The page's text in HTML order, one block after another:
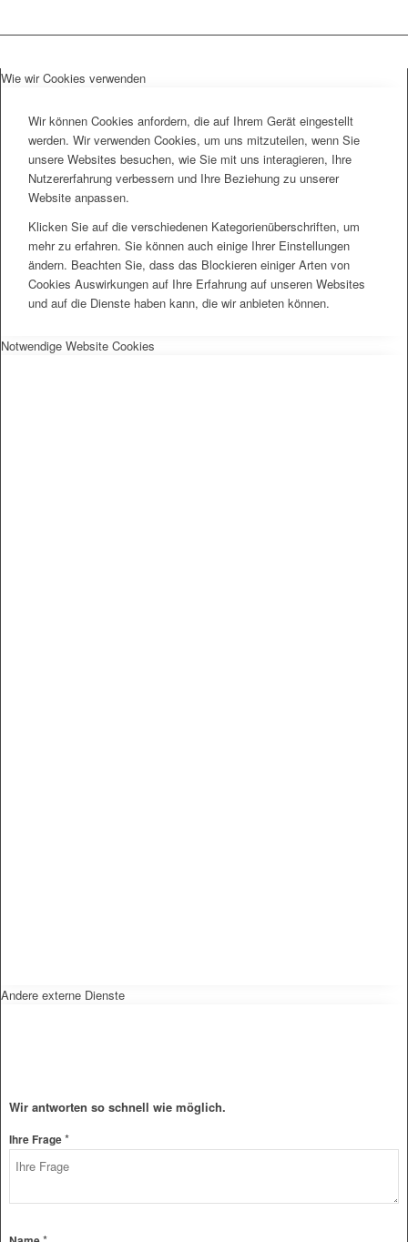
Wie wir Cookies verwenden
Wir können Cookies anfordern, die auf Ihrem Gerät eingestellt
werden. Wir verwenden Cookies, um uns mitzuteilen, wenn Sie
unsere Websites besuchen, wie Sie mit uns interagieren, Ihre
Nutzererfahrung verbessern und Ihre Beziehung zu unserer
Website anpassen.
Klicken Sie auf die verschiedenen Kategorienüberschriften, um
mehr zu erfahren. Sie können auch einige Ihrer Einstellungen
ändern. Beachten Sie, dass das Blockieren einiger Arten von
Cookies Auswirkungen auf Ihre Erfahrung auf unseren Websites
und auf die Dienste haben kann, die wir anbieten können.
Notwendige Website Cookies
Andere externe Dienste
Wir antworten so schnell wie möglich.
Datenschutz
Frage
Mail-
Ihre Frage*